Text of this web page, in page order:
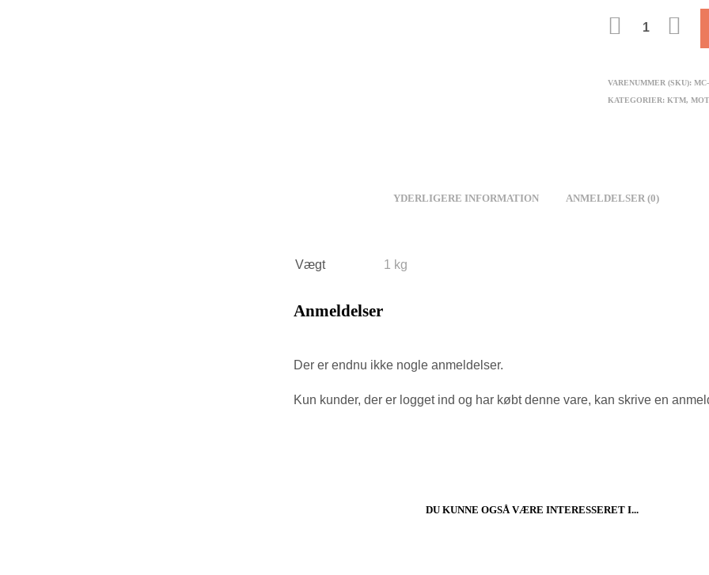
ANTAL
VARENUMMER (SKU):
KATEGORIER:KTM,
YDERLIGERE INFORMATION ANMELDELSER (0)
Vægt 1 kg
Anmeldelser
Der er endnu ikke nogle anmeldelser.
Kun kunder, der er logget ind og har købt denne vare, kan skrive en
DU KUNNE OGSÅ VÆRE INTERESSERET I...